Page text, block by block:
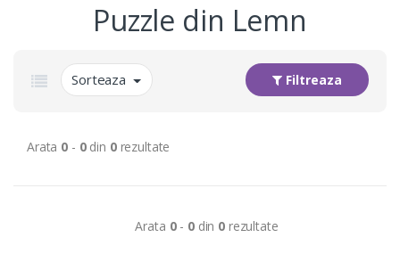
Puzzle din Lemn
Sorteaza Filtreaza
Arata 0 - 0din 0rezultate
Arata 0- 0din 0 rezultate